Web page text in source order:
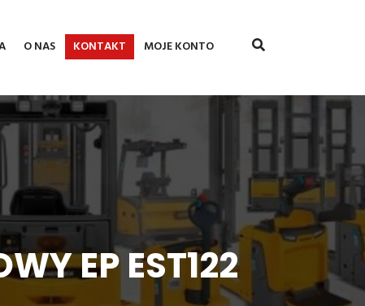
O NAS KONTAKT MOJE KONTO
EP EST122